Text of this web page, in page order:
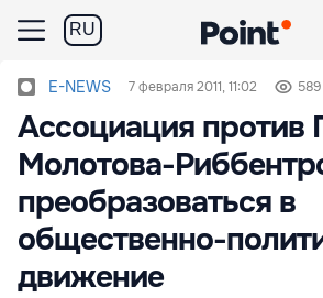
RU
E-NEWS 7 февраля 2011, 11:02 589
Ассоциация против
Молотова-
преобразоваться в
общественно-
движение